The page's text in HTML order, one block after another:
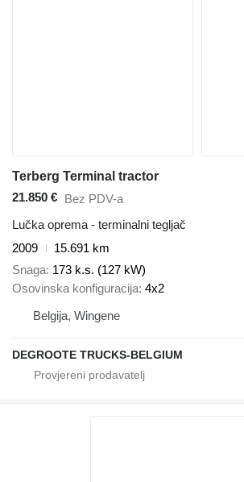
Terberg Terminal tractor
21.850 € Bez PDV-a
Lučka oprema - terminalni tegljač
2009
15.691 km
Snaga 173 k.s. (127 kW)
Osovinska konfiguracija 4x2
Belgija, Wingene
DEGROOTE TRUCKS-BELGIUM